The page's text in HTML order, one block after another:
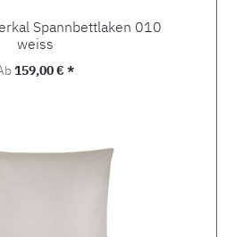
Spannbettlaken 010
weiss
Preis:
159,00 € *